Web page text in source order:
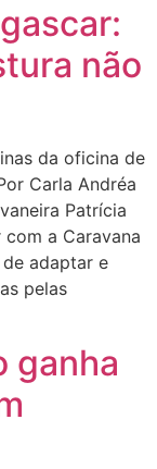
não
da oficina de
Carla Andréa
Patrícia
a Caravana
adaptar e
pelas
ganha